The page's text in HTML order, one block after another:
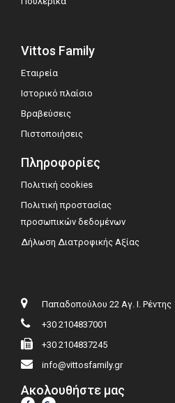
Vittos Family
Εταιρεία
Ιστορικό πλαίσιο
Βραβεύσεις
Πιστοποιήσεις
Πληροφορίες
Πολιτική cookies
Πολιτική προστασίας
προσωπικών δεδομένων
Δήλωση Διατροφικής Αξίας
Παπαδοπούλου 22 Αγ. Ι. Ρέντης
+30 2104837001
+30 2104837245
info@vittosfamily.gr
Ακολουθήστε μας